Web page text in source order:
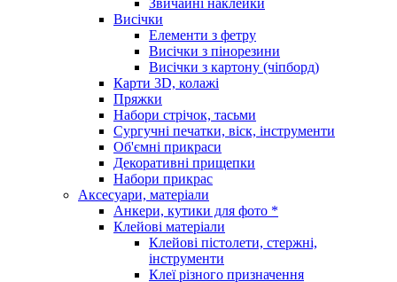
Висічки
Елементи з фетру
Висічки з пінорезини
Висічки з картону (чіпборд)
Карти 3D, колажі
Пряжки
Набори стрічок, тасьми
Сургучні печатки, віск, інструменти
Об'ємні прикраси
Декоративні прищепки
Набори прикрас
Аксесуари, матеріали
Анкери, кутики для фото *
Клейові матеріали
Клейові пістолети, стержні,
інструменти
Клеї різного призначення